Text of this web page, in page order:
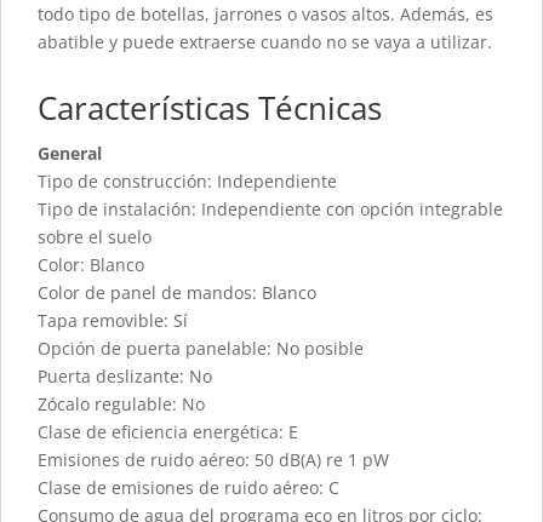
todo tipo de botellas, jarrones o vasos altos. Además, es
abatible y puede extraerse cuando no se vaya a utilizar.
Características Técnicas
General
Tipo de construcción: Independiente
Tipo de instalación: Independiente con opción integrable
sobre el suelo
Color: Blanco
Color de panel de mandos: Blanco
Tapa removible: Sí
Opción de puerta panelable: No posible
Puerta deslizante: No
Zócalo regulable: No
Clase de eficiencia energética: E
Emisiones de ruido aéreo: 50 dB(A) re 1 pW
Clase de emisiones de ruido aéreo: C
Consumo de agua del programa eco en litros por ciclo: